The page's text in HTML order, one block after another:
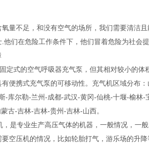
量不足，和没有空气的场所，我们需要清洁
们在危险工作条件下，他们冒着危险为社会
定式的空气呼吸器充气泵，但其相对较小的体
便携式充气泵的可移动性。充气机区域分布
-库尔勒-兰州-成都-武汉-黄冈-仙桃-十堰-榆林
古-吉林-吉林-贵州-吉林-山西。
是专业生产高压气体的机器，一般情况，一
空压机的情况，比如轮胎打气，游乐场的升